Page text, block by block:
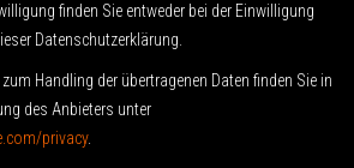
finden Sie entweder bei der Einwilligung
Datenschutzerklärung.
Handling der übertragenen Daten finden Sie in
des Anbieters unter
privacy.